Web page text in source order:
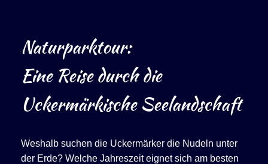
Naturparktour:
Eine Reise durch die
Uckermärkische Seelandschaft
Weshalb suchen die Uckermärker die Nudeln unter
der Erde? Welche Jahreszeit eignet sich am besten